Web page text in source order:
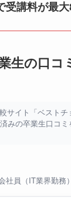
受講料が最
生の口コ
サイト「ベストチ
みの卒業生口コミ
社員（IT業界勤務）